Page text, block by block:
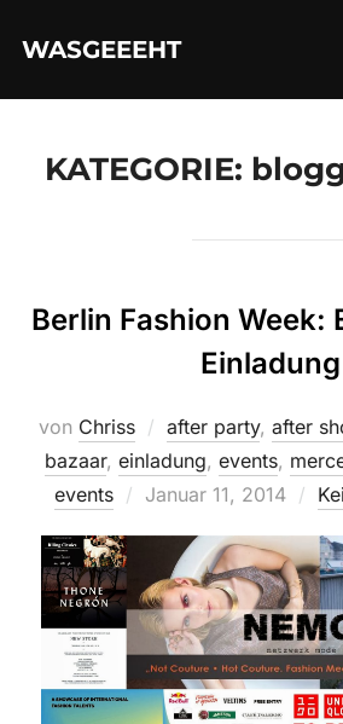
InhaltWASGEEEHT
KATEGORIE:
Berlin Fashion Week:
Einladung
von Chriss after party, after
bazaar, einladung, events,
events
Veröffentlicht
Januar 11, 2014